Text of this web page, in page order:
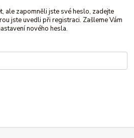
ale zapomněli jste své heslo, zadejte
jste uvedli při registraci. Zašleme Vám
nového hesla.